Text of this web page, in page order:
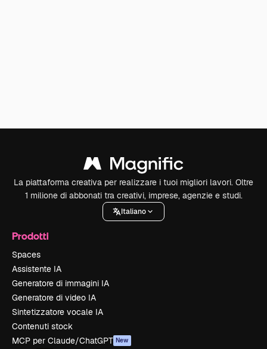
La piattaforma creativa per realizzare i tuoi migliori lavori. Oltre
1 milione di abbonati tra creativi, imprese, agenzie e studi.
Italiano
Prodotti
Spaces
Assistente IA
Generatore di immagini IA
Generatore di video IA
Sintetizzatore vocale IA
Contenuti stock
MCP per Claude/ChatGPT New